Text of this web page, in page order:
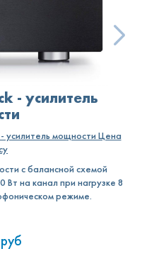
- усилитель
усилитель мощности Цена
с балансной схемой
на канал при нагрузке 8
режиме.
руб